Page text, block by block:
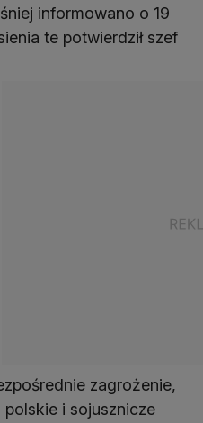
informowano o 19
te potwierdził szef
zagrożenie,
polskie i sojusznicze